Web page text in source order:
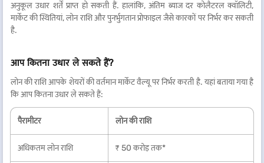
अनुकूल उधार शर्तें प्राप्त हो सकती हैं. हालांकि, अंतिम ब्याज दर कोलैटरल क्वॉलिटी,
मार्केट की स्थितियां, लोन राशि और पुनर्भुगतान प्रोफाइल जैसे कारकों पर निर्भर कर सकती
है.
आप कितना उधार ले सकते हैं?
लोन की राशि आपके शेयरों की वर्तमान मार्केट वैल्यू पर निर्भर करती है. यहां बताया गया है
कि आप कितना उधार ले सकते हैं:
पैरामीटर लोन की राशि
अधिकतम लोन राशि ₹ 50 करोड़ तक*